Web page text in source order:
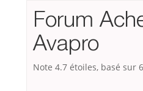
Forum
Avapro
Note 4.7 étoiles, basé sur